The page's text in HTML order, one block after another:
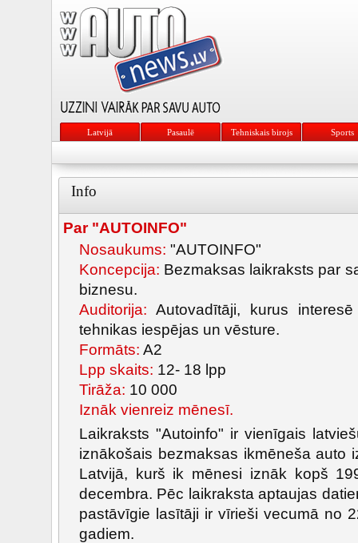
Latvijā Pasaulē Tehniskais birojs Sports
Info
Par "AUTOINFO"
Nosaukums: "AUTOINFO"
Koncepcija: Bezmaksas laikraksts par
biznesu.
Auditorija: Autovadītāji, kurus
tehnikas iespējas un vēsture.
Formāts: A2
Lpp skaits: 12- 18 lpp
Tirāža: 10 000
Iznāk vienreiz mēnesī.
Laikraksts "Autoinfo" ir vienīgais
iznākošais bezmaksas ikmēneša auto
Latvijā, kurš ik mēnesi iznāk kopš
decembra. Pēc laikraksta aptaujas
pastāvīgie lasītāji ir vīrieši vecumā no
gadiem.